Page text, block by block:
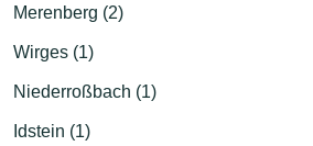
Merenberg (2)
Wirges (1)
Niederroßbach (1)
Idstein (1)